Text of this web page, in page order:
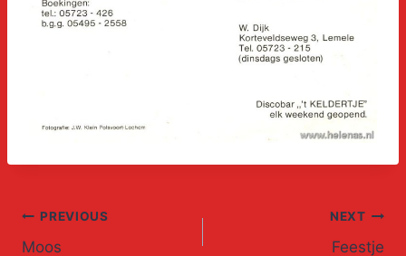
Post
PREVIOUS
Moos
NEXT
Feestje